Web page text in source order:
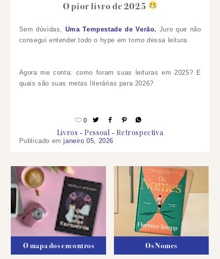
O pior livro de 2025
Sem dúvidas, Uma Tempestade de Verão. Juro que não
consegui entender todo o hype em torno dessa leitura.
Agora me conta: como foram suas leituras em 2025? E
quais são suas metas literárias para 2026?
0
Livros Pessoal Retrospectiva
Publicado emjaneiro 05, 2026
O mapa dos encontros Os Nomes